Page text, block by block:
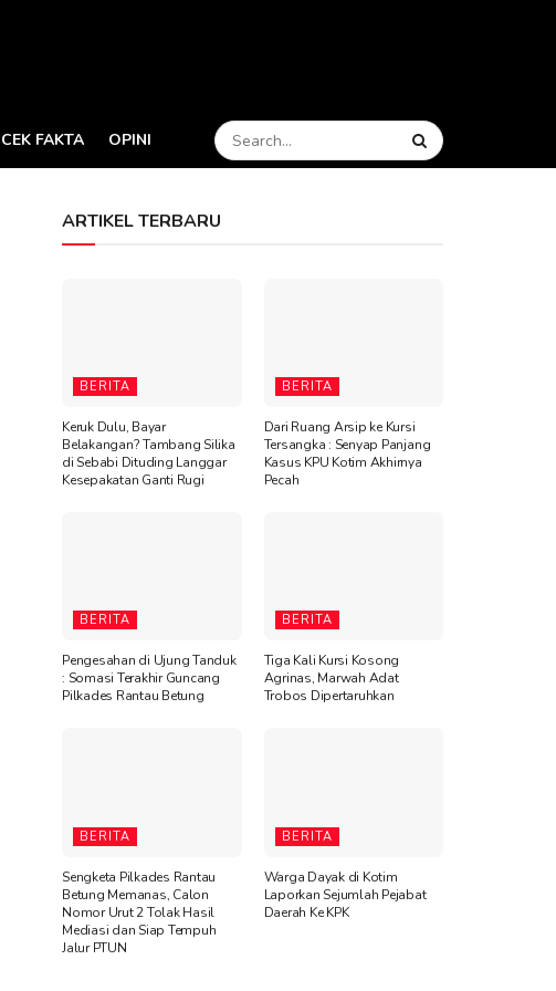
CEK FAKTA OPINI
ARTIKEL TERBARU
BERITA
Keruk Dulu, Bayar
Belakangan? Tambang Silika
di Sebabi Dituding Langgar
Kesepakatan Ganti Rugi
BERITA
Dari Ruang Arsip ke Kursi
Tersangka : Senyap Panjang
Kasus KPU Kotim Akhirnya
Pecah
BERITA
Pengesahan di Ujung Tanduk
: Somasi Terakhir Guncang
Pilkades Rantau Betung
BERITA
Tiga Kali Kursi Kosong
Agrinas, Marwah Adat
Trobos Dipertaruhkan
BERITA
Sengketa Pilkades Rantau
Betung Memanas, Calon
Nomor Urut 2 Tolak Hasil
Mediasi dan Siap Tempuh
Jalur PTUN
BERITA
Warga Dayak di Kotim
Laporkan Sejumlah Pejabat
Daerah Ke KPK